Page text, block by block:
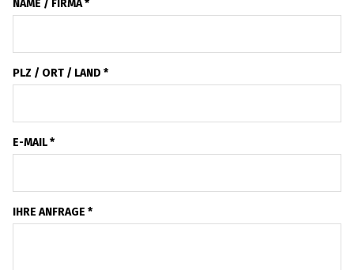
NAME / FIRMA *
PLZ / ORT / LAND *
E-MAIL *
IHRE ANFRAGE *